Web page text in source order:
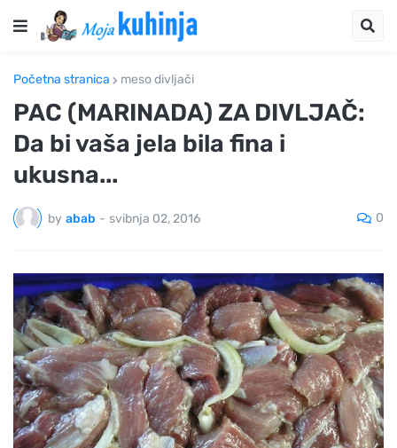
Početna stranica meso divljači
PAC (MARINADA) ZA DIVLJAČ:
Da bi vaša jela bila fina i
ukusna...
by abab - svibnja 02, 2016 0